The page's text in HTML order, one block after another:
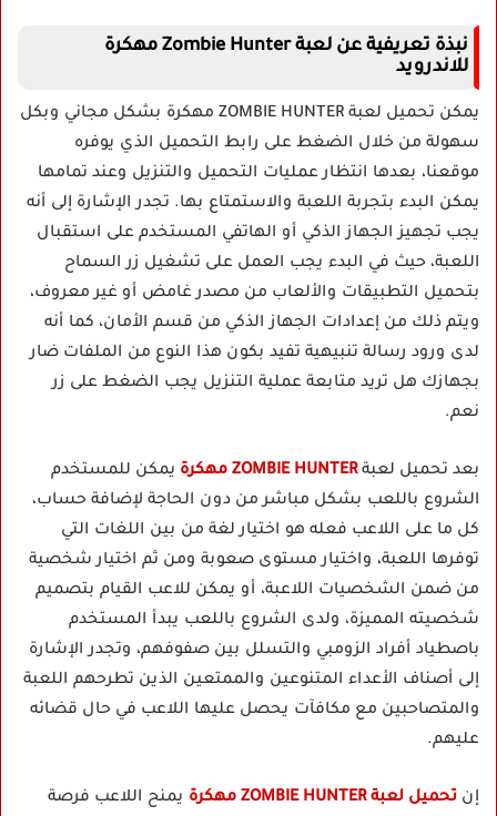
نبذة تعريفية عن لعبة Zombie Hunter مهكرة
للاندرويد
يمكن تحميل لعبة ZOMBIE HUNTER مهكرة بشكل مجاني وبكل
سهولة من خلال الضغط على رابط التحميل الذي يوفره
موقعنا، بعدها انتظار عمليات التحميل والتنزيل وعند تمامها
يمكن البدء بتجربة اللعبة والاستمتاع بها. تجدر الإشارة إلى أنه
يجب تجهيز الجهاز الذكي أو الهاتفي المستخدم على استقبال
اللعبة، حيث في البدء يجب العمل على تشغيل زر السماح
بتحميل التطبيقات والألعاب من مصدر غامض أو غير معروف،
ويتم ذلك من إعدادات الجهاز الذكي من قسم الأمان، كما أنه
لدى ورود رسالة تنبيهية تفيد بكون هذا النوع من الملفات ضار
بجهازك هل تريد متابعة عملية التنزيل يجب الضغط على زر
نعم.
بعد تحميل لعبةZOMBIE HUNTER مهكرة
يمكن للمستخدم
الشروع باللعب بشكل مباشر من دون الحاجة لإضافة حساب،
كل ما على اللاعب فعله هو اختيار لغة من بين اللغات التي
توفرها اللعبة، واختيار مستوى صعوبة ومن ثم اختيار شخصية
من ضمن الشخصيات اللاعبة، أو يمكن للاعب القيام بتصميم
شخصيته المميزة، ولدى الشروع باللعب يبدأ المستخدم
باصطياد أفراد الزومبي والتسلل بين صفوفهم، وتجدر الإشارة
إلى أصناف الأعداء المتنوعين والممتعين الذين تطرحهم اللعبة
والمتصاحبين مع مكافآت يحصل عليها اللاعب في حال قضائه
عليهم.
إن تحميل لعبة ZOMBIE HUNTER مهكرة
يمنح اللاعب فرصة